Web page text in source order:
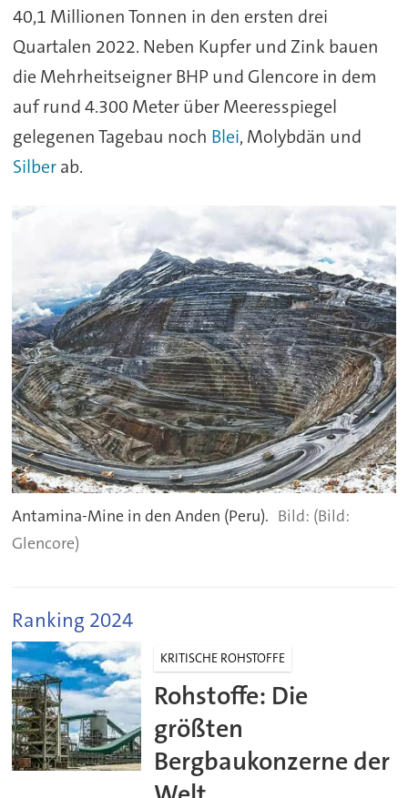
40,1 Millionen Tonnen in den ersten drei
Quartalen 2022. Neben Kupfer und Zink bauen
die Mehrheitseigner BHP und Glencore in dem
auf rund 4.300 Meter über Meeresspiegel
gelegenen Tagebau noch Blei, Molybdän und
Silberab.
Antamina-Mine in den Anden (Peru).
(Bild:
Glencore)
Ranking 2024
KRITISCHE ROHSTOFFE
Rohstoffe: Die
größten
Bergbaukonzerne der